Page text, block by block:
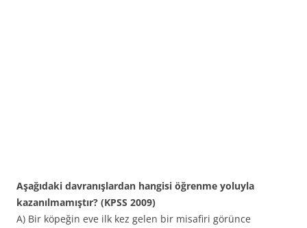
Aşağıdaki davranışlardan hangisi öğrenme yoluyla
kazanılmamıştır? (KPSS 2009)
A) Bir köpeğin eve ilk kez gelen bir misafiri görünce